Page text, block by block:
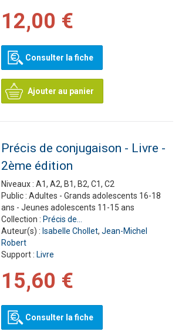
12,00 €
Consulter la fiche
Ajouter au panier
Précis de conjugaison - Livre -
2ème édition
Niveaux : A1, A2, B1, B2, C1, C2
Public : Adultes - Grands adolescents 16-18
ans - Jeunes adolescents 11-15 ans
Collection : Précis de...
Auteur(s) : Isabelle Chollet, Jean-Michel
Robert
Support : Livre
15,60 €
Consulter la fiche